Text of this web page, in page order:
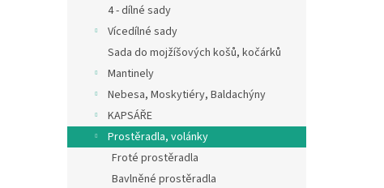
4 - dílné sady
Vícedílné sady
Sada do mojžíšových košů, kočárků
Mantinely
Nebesa, Moskytiéry, Baldachýny
KAPSÁŘE
Prostěradla, volánky
Froté prostěradla
Bavlněné prostěradla